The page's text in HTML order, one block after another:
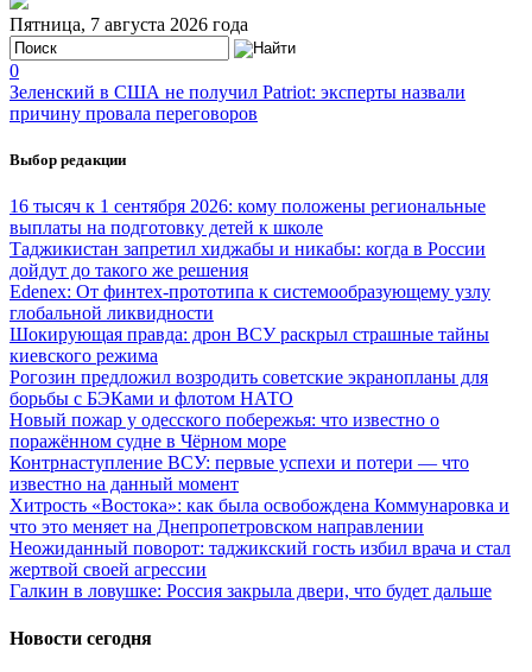
Пятница, 7 августа 2026 года
0
Зеленский в США не получил Patriot: эксперты назвали
причину провала переговоров
Выбор редакции
16 тысяч к 1 сентября 2026: кому положены региональные
выплаты на подготовку детей к школе
Таджикистан запретил хиджабы и никабы: когда в России
дойдут до такого же решения
Edenex: От финтех-прототипа к системообразующему узлу
глобальной ликвидности
Шокирующая правда: дрон ВСУ раскрыл страшные тайны
киевского режима
Рогозин предложил возродить советские экранопланы для
борьбы с БЭКами и флотом НАТО
Новый пожар у одесского побережья: что известно о
поражённом судне в Чёрном море
Контрнаступление ВСУ: первые успехи и потери — что
известно на данный момент
Хитрость «Востока»: как была освобождена Коммунаровка и
что это меняет на Днепропетровском направлении
Неожиданный поворот: таджикский гость избил врача и стал
жертвой своей агрессии
Галкин в ловушке: Россия закрыла двери, что будет дальше
Новости сегодня